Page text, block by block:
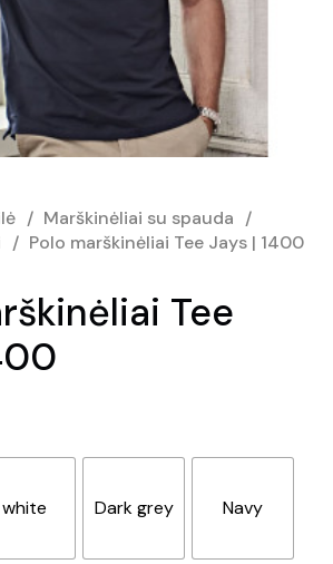
/ Marškinėliai su spauda /
/ Polo marškinėliai Tee Jays | 1400
Tee
white Dark grey Navy